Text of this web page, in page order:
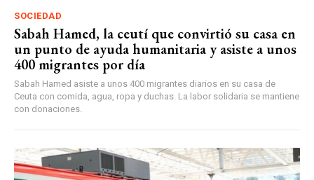
SOCIEDAD
Sabah Hamed, la ceutí que convirtió su casa en
un punto de ayuda humanitaria y asiste a unos
400 migrantes por día
Sabah Hamed asiste a unos 400 migrantes diarios en su casa de
Ceuta con comida, agua, ropa y duchas. La labor solidaria se mantiene
con donaciones.